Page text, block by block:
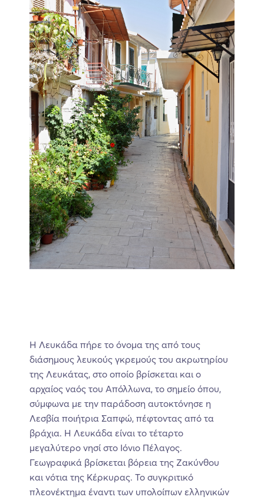
Η Λευκάδα πήρε το όνομα της από τους
διάσημους λευκούς γκρεμούς του ακρωτηρίου
της Λευκάτας, στο οποίο βρίσκεται και ο
αρχαίος ναός του Απόλλωνα, το σημείο όπου,
σύμφωνα με την παράδοση αυτοκτόνησε η
Λεσβία ποιήτρια Σαπφώ, πέφτοντας από τα
βράχια. Η Λευκάδα είναι το τέταρτο
μεγαλύτερο νησί στο Ιόνιο Πέλαγος.
Γεωγραφικά βρίσκεται βόρεια της Ζακύνθου
και νότια της Κέρκυρας. Το συγκριτικό
πλεονέκτημα έναντι των υπολοίπων ελληνικών